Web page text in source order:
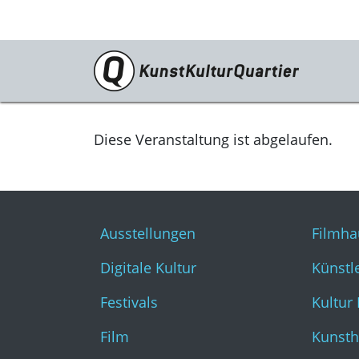
Programm
Ausstellungen
Film
Literatur & Diskurs
Musik
Diese Veranstaltung ist abgelaufen.
Ausstellungen
Digitale Kultur
Festivals
Film
Kultur